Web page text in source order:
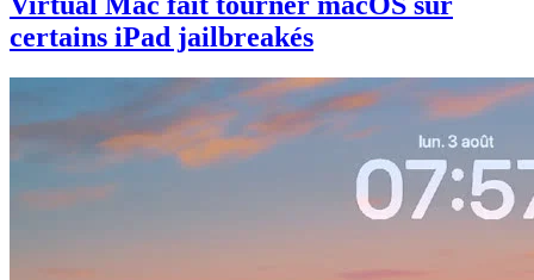
certains iPad jailbreakés